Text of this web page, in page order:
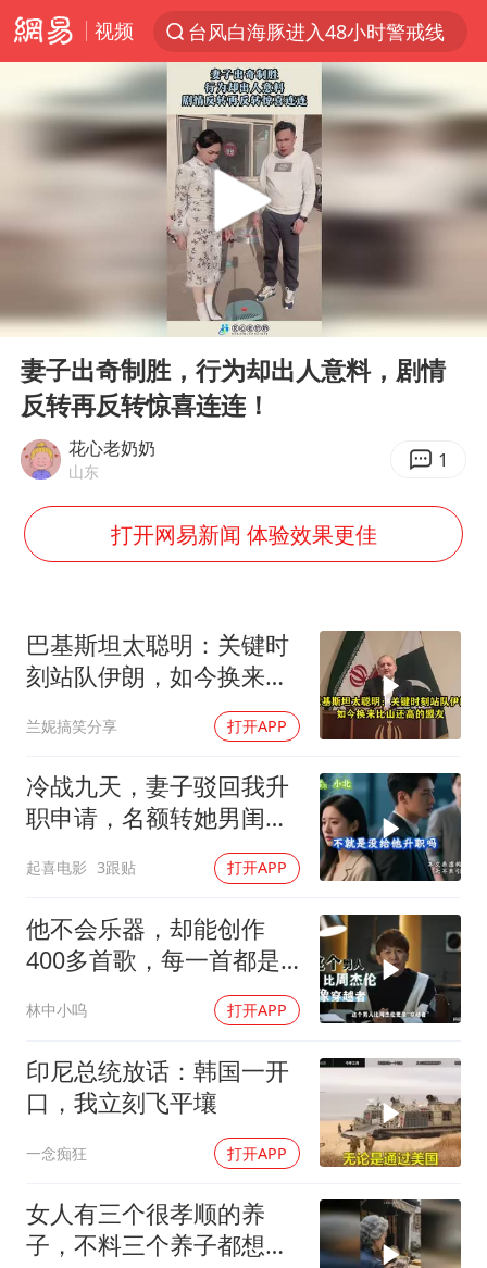
视频
台风白海豚进入48小时警戒线
中方回应是否在太平洋海底开采稀土
宇树科技发行价格150.80元/股
U17国足1分钟轰2球
贵州轮胎子公司获美国退税8136万
吉林一“温度计大楼”读数爆表
台风白海豚影响中国已成定局
法国将禁止“未经同意的电话营销”
我国编制完成新版全月地质图
感觉全东北都在等7号
东方甄选被判赔偿江小白30万元
80后女柜员逆袭成4200亿银行副行长
奋进开新局 实干挑大梁
Play
00:00 00:10
妻子出奇制胜，行为却出人意料，剧情
反转再反转惊喜连连！
花心老奶奶
山东 1
打开网易新闻 体验效果更佳
巴基斯坦太聪明：关键时
刻站队伊朗，如今换来比
兰妮搞笑分享 打开APP
冷战九天，妻子驳回我升
职申请，名额转她男闺
蜜，我转身办妥1件事
起喜电影 3跟贴 打开APP
他不会乐器，却能创作
400多首歌，每一首都是
林中小呜 打开APP
印尼总统放话：韩国一开
口，我立刻飞平壤
一念痴狂 打开APP
女人有三个很孝顺的养
子，不料三个养子都想害